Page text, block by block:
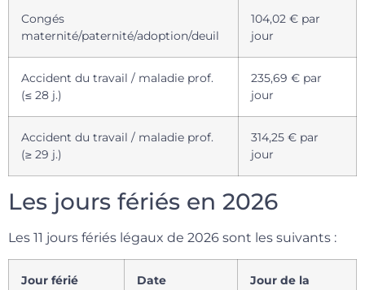
Congés
maternité/paternité/adoption/deuil
104,02 € par
jour
Accident du travail / maladie prof.
(≤ 28 j.)
235,69 € par
jour
Accident du travail / maladie prof.
(≥ 29 j.)
314,25 € par
jour
Les jours fériés en 2026
Les 11 jours fériés légaux de 2026 sont les suivants :
Jour férié Date
Jour de la